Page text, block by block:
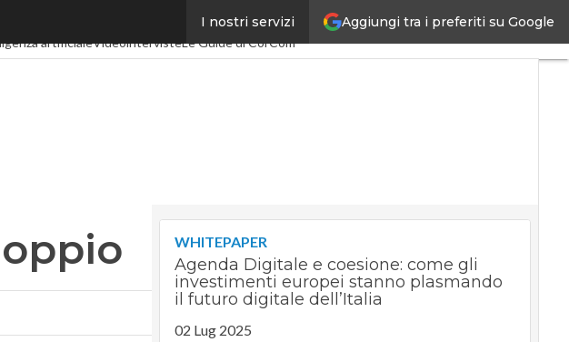
Aggiungi tra i preferiti su Google
I nostri servizi
SpacEconomyPA Digitale
artificialeVideointervisteLe Guide di CorCom
WHITEPAPER
Agenda Digitale e coesione: come gli
investimenti europei stanno plasmando
il futuro digitale dell’Italia
02 Lug 2025